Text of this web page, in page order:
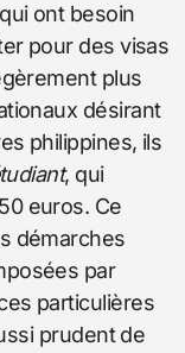
ont besoin
pour des visas
plus
désirant
philippines, ils
, qui
euros. Ce
démarches
par
particulières
prudent de